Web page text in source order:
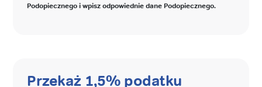
Podopiecznego i wpisz odpowiednie dane Podopiecznego.
Przekaż 1,5% podatku